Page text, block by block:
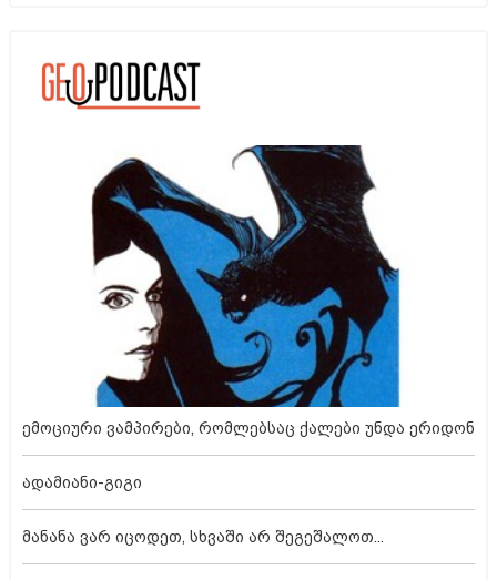
ემოციური ვამპირები, რომლებსაც ქალები უნდა ერიდონ
ადამიანი-გიგი
მანანა ვარ იცოდეთ, სხვაში არ შეგეშალოთ...